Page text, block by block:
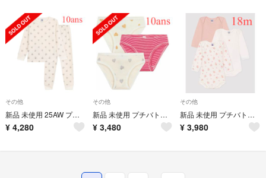
その他
新品 未使用 25AW プチバトー 長袖 パジャマ ハート ラメ 10ans
¥ 4,280
その他
新品 未使用 プチバトー ショーツ ハート ラメ 3枚組 10ans
¥ 3,480
その他
新品 未使用 プチバトー 長袖 ボディ３枚組 フラワー ピンク 18m
¥ 3,980